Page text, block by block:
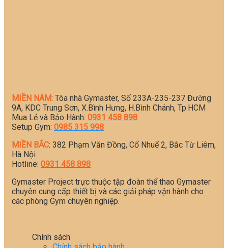
MIỀN NAM: Tòa nhà Gymaster, Số 233A-235-237 Đường
9A, KDC Trung Sơn, X.Bình Hưng, H.Bình Chánh, Tp.HCM
Mua Lẻ và Bảo Hành: 0931 458 898
Setup Gym: 0985 315 998
MIỀN BẮC: 382 Phạm Văn Đồng, Cổ Nhuế 2, Bắc Từ Liêm,
Hà Nội
Hotline: 0931 458 898
Gymaster Project trực thuộc tập đoàn thể thao Gymaster
chuyên cung cấp thiết bị và các giải pháp vận hành cho
các phòng Gym chuyên nghiệp.
Chính sách